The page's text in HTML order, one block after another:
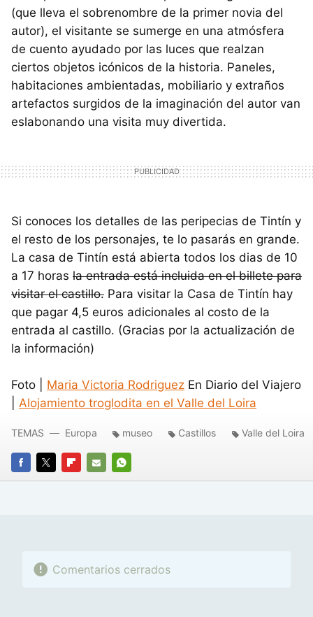
(que lleva el sobrenombre de la primer novia del
autor), el visitante se sumerge en una atmósfera
de cuento ayudado por las luces que realzan
ciertos objetos icónicos de la historia. Paneles,
habitaciones ambientadas, mobiliario y extraños
artefactos surgidos de la imaginación del autor van
eslabonando una visita muy divertida.
Si conoces los detalles de las peripecias de Tintín y
el resto de los personajes, te lo pasarás en grande.
La casa de Tintín está abierta todos los dias de 10
a 17 horas la entrada está incluida en el billete para
visitar el castillo. Para visitar la Casa de Tintín hay
que pagar 4,5 euros adicionales al costo de la
entrada al castillo. (Gracias por la actualización de
la información)
Foto | Maria Victoria Rodriguez En Diario del Viajero
Alojamiento troglodita en el Valle del Loira
FACEBOOK
TWITTERFLIPBOARD
E-
WHATSAPP
TEMAS Europa museo Castillos Valle del Loira
Comentarios cerrados